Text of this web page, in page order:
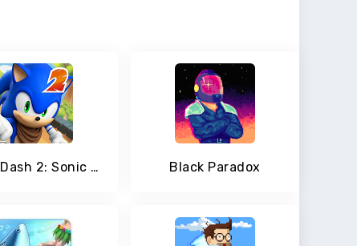
Sonic Dash 2: Sonic Boom Black Paradox